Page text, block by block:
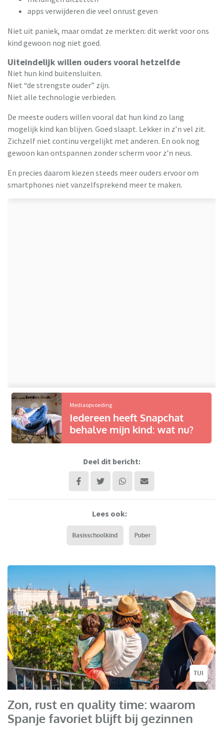
apps verwijderen die veel onrust geven
Niet uit paniek, maar omdat ze merkten: dit werkt voor ons
kind gewoon nog niet goed.
Uiteindelijk willen ouders vooral hetzelfde
Niet hun kind buitensluiten.
Niet “de strengste ouder” zijn.
Niet alle technologie verbieden.
De meeste ouders willen vooral dat hun kind zo lang
mogelijk kind kan blijven. Goed slaapt. Lekker in z’n vel zit.
Zichzelf niet continu vergelijkt met anderen. En ook nog
gewoon kan ontspannen zonder scherm voor z’n neus.
En precies daarom kiezen steeds meer ouders ervoor om
smartphones niet vanzelfsprekend meer te maken.
Mediaopvoeding
Iedereen heeft Snapchat
behalve mijn kind: wat nu?
Deel dit bericht:
Lees ook:
Basisschoolkind Puber
TUI
Zon, rust en quality time: waarom
Spanje favoriet blijft bij gezinnen